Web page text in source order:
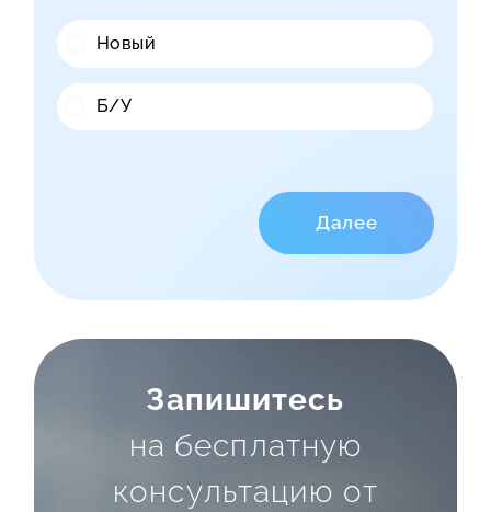
Новый
Б/У
Далее
Запишитесь
на бесплатную
консультацию от